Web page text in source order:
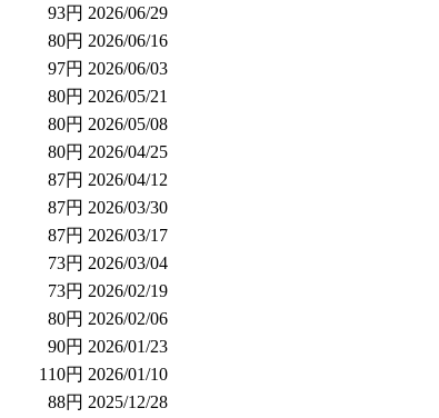
93円 2026/06/29
80円 2026/06/16
97円 2026/06/03
80円 2026/05/21
80円 2026/05/08
80円 2026/04/25
87円 2026/04/12
87円 2026/03/30
87円 2026/03/17
73円 2026/03/04
73円 2026/02/19
80円 2026/02/06
90円 2026/01/23
110円 2026/01/10
88円 2025/12/28